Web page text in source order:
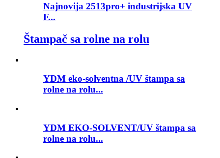
Najnovija 2513pro+ industrijska UV
F...
Štampač sa rolne na rolu
YDM eko-solventna /UV štampa sa
rolne na rolu...
YDM EKO-SOLVENT/UV štampa sa
rolne na rolu...